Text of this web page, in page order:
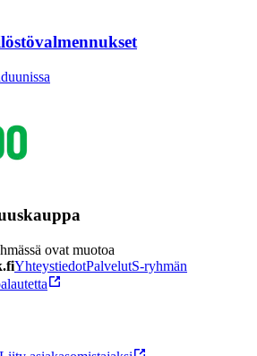
ovat muotoa
YhteystiedotPalvelutS-ryhmän